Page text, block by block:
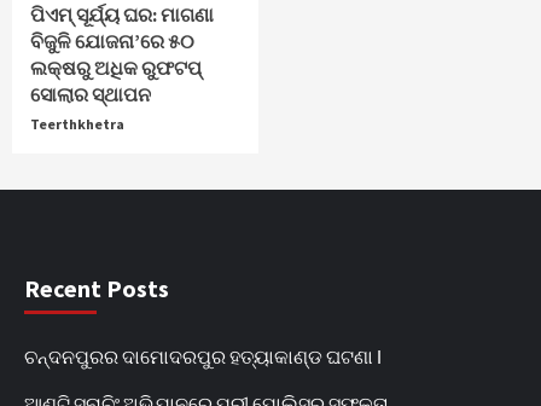
ପିଏମ୍ ସୂର୍ଯ୍ୟ ଘର: ମାଗଣା
ବିଜୁଳି ଯୋଜନା’ରେ ୫୦
ଲକ୍ଷରୁ ଅଧିକ ରୁଫଟପ୍
ସୋଲାର ସ୍ଥାପନ
Teerthkhetra
Recent Posts
ଚନ୍ଦନପୁରର ଦାମୋଦରପୁର ହତ୍ୟାକାଣ୍ଡ ଘଟଣା l